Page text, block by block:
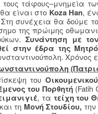
τάφους–μνημεία
είναι στο Koza Han,
συνέχεια θα δούμε
της πρώιμης
Συνάντηση με
στην έδρα της
Χρόνος
του
του Πορθητή(Fatih
, τα τείχη του
τη Μονή Στουδίου, την